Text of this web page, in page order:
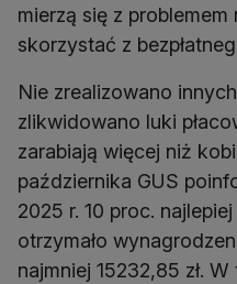
mierzą się z problemem
skorzystać z
Nie zrealizowano
zlikwidowano luki
zarabiają więcej niż
października GUS
2025 r. 10 proc.
otrzymało
najmniej 15232,85 zł.